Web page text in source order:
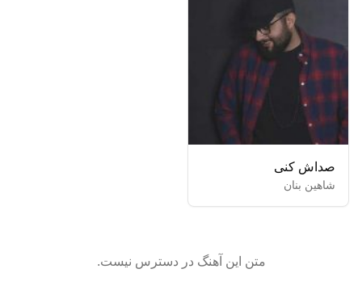
صداش کنی
شاهین بنان
متن این آهنگ در دسترس نیست.